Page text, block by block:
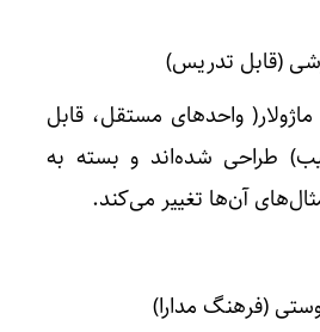
واحدهای مستقل، قابل
طراحی شده‌اند و بسته به
آن‌ها تغییر می‌کند.